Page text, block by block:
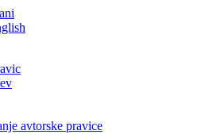
avtorske pravice